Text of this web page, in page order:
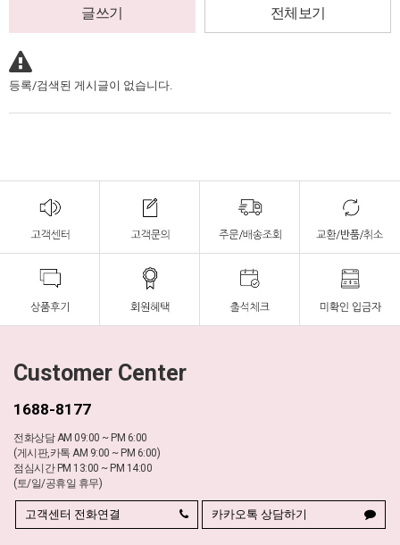
글쓰기 전체보기
등록/검색된 게시글이 없습니다.
Customer Center
1688-8177
전화상담 AM 09:00 ~ PM 6:00
(게시판,카톡 AM 9:00 ~ PM 6:00)
점심시간 PM 13:00 ~ PM 14:00
(토/일/공휴일 휴무)
고객센터 전화연결 카카오톡 상담하기